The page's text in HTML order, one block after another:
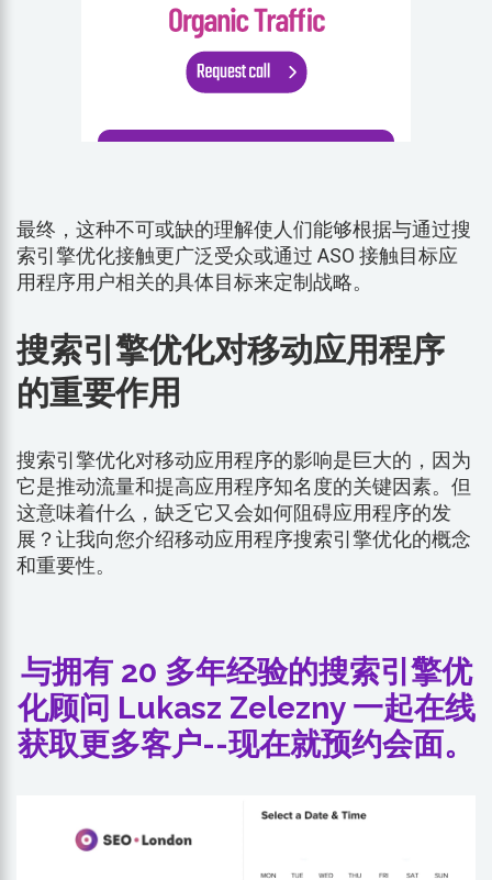
最终，这种不可或缺的理解使人们能够根据与通过搜
索引擎优化接触更广泛受众或通过 ASO 接触目标应
用程序用户相关的具体目标来定制战略。
搜索引擎优化对移动应用程序
的重要作用
搜索引擎优化对移动应用程序的影响是巨大的，因为
它是推动流量和提高应用程序知名度的关键因素。但
这意味着什么，缺乏它又会如何阻碍应用程序的发
展？让我向您介绍移动应用程序搜索引擎优化的概念
和重要性。
与拥有 20 多年经验的搜索引擎优
化顾问 Lukasz Zelezny 一起在线
获取更多客户--现在就预约会面。